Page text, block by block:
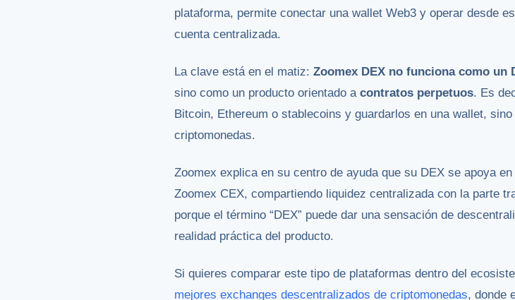
plataforma, permite conectar una wallet Web3 y operar desde
cuenta centralizada.
La clave está en el matiz: Zoomex DEX no funciona como
sino como un producto orientado a contratos perpetuos. Es
Bitcoin, Ethereum o stablecoins y guardarlos en una wallet,
criptomonedas.
Zoomex explica en su centro de ayuda que su DEX se apoya
Zoomex CEX, compartiendo liquidez centralizada con la parte
porque el término “DEX” puede dar una sensación de
realidad práctica del producto.
Si quieres comparar este tipo de plataformas dentro del
mejores exchanges descentralizados de criptomonedas, donde